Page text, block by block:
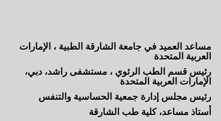
مساعد العميد في جامعة الشارقة الطبية ، الإمارات
العربية المتحدة
رئيس قسم الطب الرئوي ، مستشفى راشد، دبي،
الإمارات العربية المتحدة
رئيس مجلس إدارة جمعية الحساسية والتنفس
أستاذ مساعد، كلية طب الشارقة